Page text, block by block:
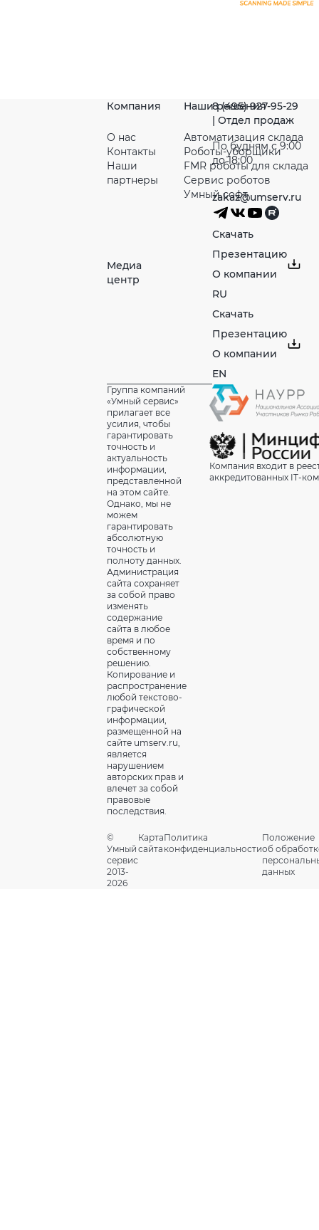
Компания
О нас
Контакты
Наши
партнeры
Медиа
центр
Наши решения
Автоматизация склада
Роботы-уборщики
FMR роботы для склада
Сервис роботов
Умный софт
8 (495) 927-95-29
| Отдел продаж
По будням с 9:00
до 18:00
zakaz@umserv.ru
Скачать
Презентацию
О компании
RU
Скачать
Презентацию
О компании
EN
Группа компаний
«Умный сервис»
прилагает все
усилия, чтобы
гарантировать
точность и
актуальность
информации,
представленной
на этом сайте.
Однако, мы не
можем
гарантировать
абсолютную
точность и
полноту данных.
Администрация
сайта сохраняет
за собой право
изменять
содержание
сайта в любое
время и по
собственному
решению.
Копирование и
распространение
любой текстово-
графической
информации,
размещенной на
сайте umserv.ru,
является
нарушением
авторских прав и
влечет за собой
правовые
последствия.
Компания входит в
аккредитованных IT-
©
Умный
сервис
2013-
2026
Карта
сайта
Политика
конфиденциальности
Положение
об
данных